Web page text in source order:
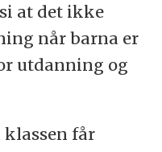
at det ikke
når barna er
utdanning og
klassen får